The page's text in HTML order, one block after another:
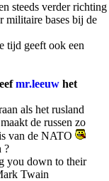
steeds verder richting
militaire bases bij de
tijd geeft ook een
mr.leeuw het
als het rusland
de russen zo
van de NATO
?
you down to their
Twain